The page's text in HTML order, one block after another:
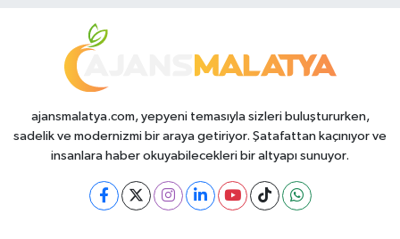
ajansmalatya.com, yepyeni temasıyla sizleri buluştururken,
sadelik ve modernizmi bir araya getiriyor. Şatafattan kaçınıyor ve
insanlara haber okuyabilecekleri bir altyapı sunuyor.